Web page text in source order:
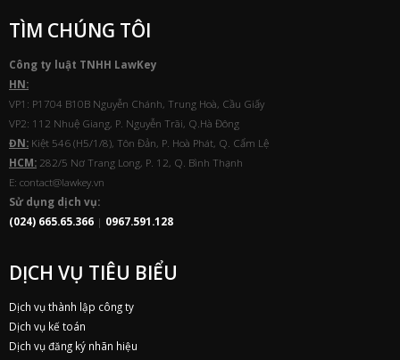
TÌM CHÚNG TÔI
Công ty luật TNHH LawKey
HN:
VP1: P1704 B10B Nguyễn Chánh, Trung Hoà, Cầu Giấy
VP2: 112 Nhuệ Giang, P. Nguyễn Trãi, Q.Hà Đông
ĐN: Kiệt 546 (H5/1/8), Tôn Đản, P. Hoà Phát, Q. Cẩm Lệ
HCM: 282/5 Nơ Trang Long, P. 12, Q. Bình Thạnh
E: contact@lawkey.vn
Sử dụng dịch vụ:
(024) 665.65.366 | 0967.591.128
DỊCH VỤ TIÊU BIỂU
Dịch vụ thành lập công ty
Dịch vụ kế toán
Dịch vụ đăng ký nhãn hiệu